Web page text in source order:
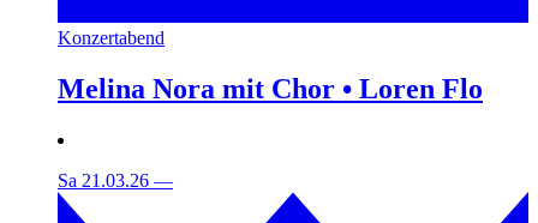
Konzertabend
Melina Nora mit Chor • Loren Flo
Sa 21.03.26 —